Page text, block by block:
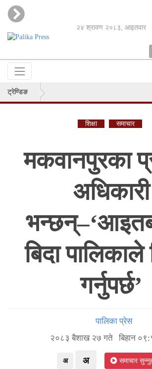
२४ श्रावण २०८३, आइतवार
ट्रेण्डिङ
शिक्षा समाचार
मकवानपुरका
अधिकारी
बिदा पालिकाले
गर्नुपर्छ’
पालिका प्रेस
२०८३ बैशाख २७ गते बिहान
अ अ समाचार